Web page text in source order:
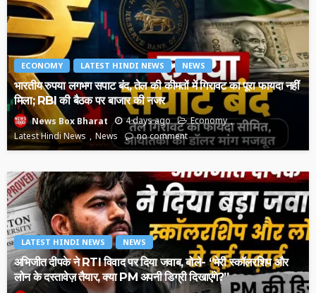
ECONOMY LATEST HINDI NEWS NEWS
भारतीय रुपया लगभग सपाट बंद, तेल की कीमतों में गिरावट का पूरा फायदा नहीं
मिला; RBI की बैठक पर बाजार की नजर
News Box Bharat 4 days ago
Economy
Latest Hindi News
News no comment
LATEST HINDI NEWS NEWS
अभिजीत दीपके ने RTI विवाद पर दिया जवाब, बोले- “मेरी स्कॉलरशिप और
लोन के दस्तावेज़ तैयार, क्या PM अपनी डिग्री दिखाएंगे?”